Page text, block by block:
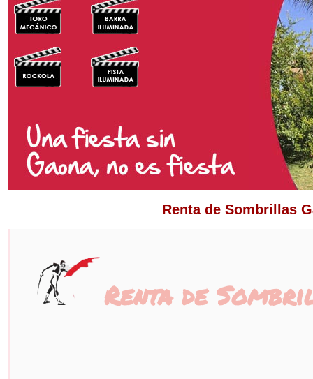
Renta de Sombrillas
Renta de